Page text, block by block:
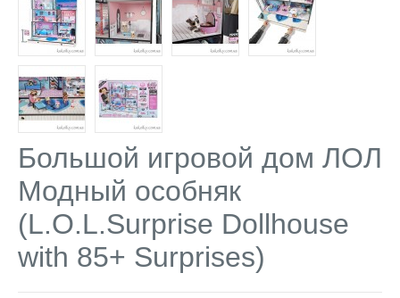
Большой игровой дом ЛОЛ
Модный особняк
(L.O.L.Surprise Dollhouse
with 85+ Surprises)